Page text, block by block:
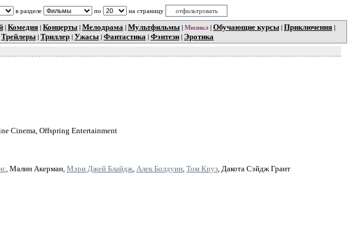
в разделе по на страницу
Комедия Концерты Мелодрама Мультфильмы Мюзикл Обучающие курсы Приключения
Трейлеры Триллер Ужасы Фантастика Фэнтези Эротика
Cinema, Offspring Entertainment
, Малин Акерман, Мэри Джей Блайдж Алек Болдуин Том Круз , Дакота Сэйдж Грант